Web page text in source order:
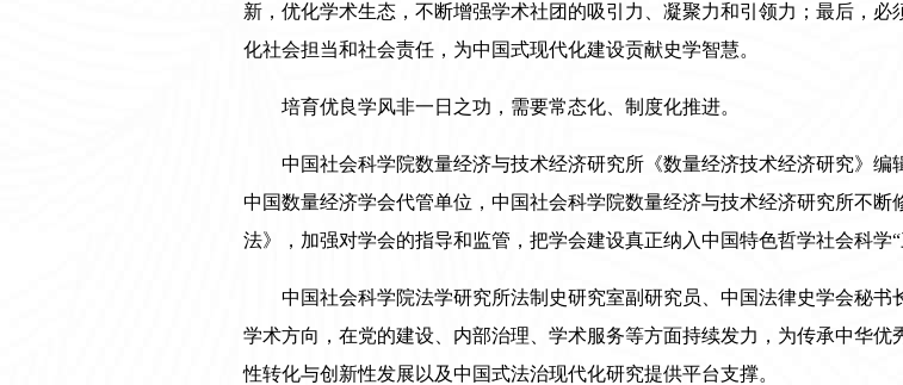
新，优化学术生态，不断增强学术社团的吸引力、凝聚力和引领力；最后，
化社会担当和社会责任，为中国式现代化建设贡献史学智慧。
培育优良学风非一日之功，需要常态化、制度化推进。
中国社会科学院数量经济与技术经济研究所《数量经济技术经济研究》
中国数量经济学会代管单位，中国社会科学院数量经济与技术经济研究所不
法》，加强对学会的指导和监管，把学会建设真正纳入中国特色哲学社会科学
中国社会科学院法学研究所法制史研究室副研究员、中国法律史学会秘
学术方向，在党的建设、内部治理、学术服务等方面持续发力，为传承中华
性转化与创新性发展以及中国式法治现代化研究提供平台支撑。